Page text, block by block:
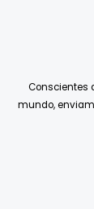
Conscientes
mundo,